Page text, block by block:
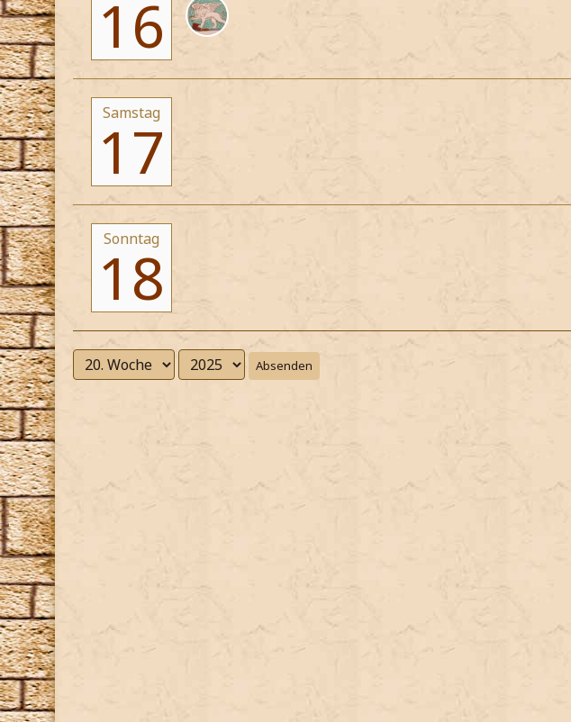
16
Samstag
17
Sonntag
18
Absenden